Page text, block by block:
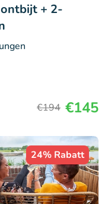
+ 2-
€194 €145
24% Rabatt